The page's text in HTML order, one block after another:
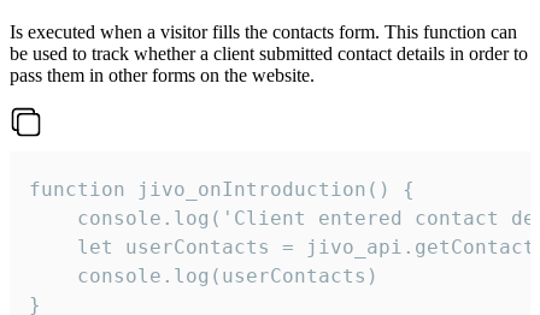
Is executed when a visitor fills the contacts form. This function can
be used to track whether a client submitted contact details in order to
pass them in other forms on the website.
function jivo_onIntroduction() {
console.log('Client entered contact
let userContacts =
    console.log(userContacts)
}